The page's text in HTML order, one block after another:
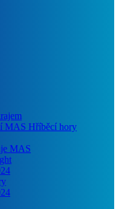
MAS Hříběcí hory
MAS